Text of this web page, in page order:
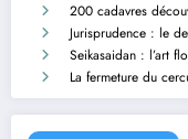
200 cadavres
Jurisprudence : le
Seikasaidan : l’art
La fermeture du